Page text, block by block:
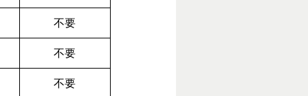
不要
不要
不要